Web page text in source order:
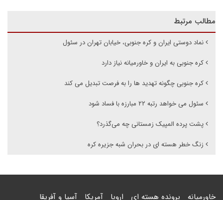
مطالب مرتبط
نماد دوستی ایران و کره جنوبی، خیابان تهران در سئول
کره جنوبی به ایران و خاورمیانه نیاز دارد
کره جنوبی چگونه تهدید ها را به فرصت تبدیل می کند
سئول می خواهد رتبه ۲۲ مبارزه با فساد شود
پشت پرده المپیک زمستانی چه می‌گذرد؟
زنگ خطر هسته ای در بحران شبه جزیره کره
خاورمیانه پرونده هسته ای اروپا آمریکا آسیا و آفریقا